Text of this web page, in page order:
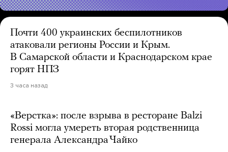
Почти 400 украинских беспилотников
атаковали регионы России и Крым.
В Самарской области и Краснодарском крае
горят НПЗ
3 часа назад
«Верстка»: после взрыва в ресторане Balzi
Rossi могла умереть вторая родственница
генерала Александра Чайко